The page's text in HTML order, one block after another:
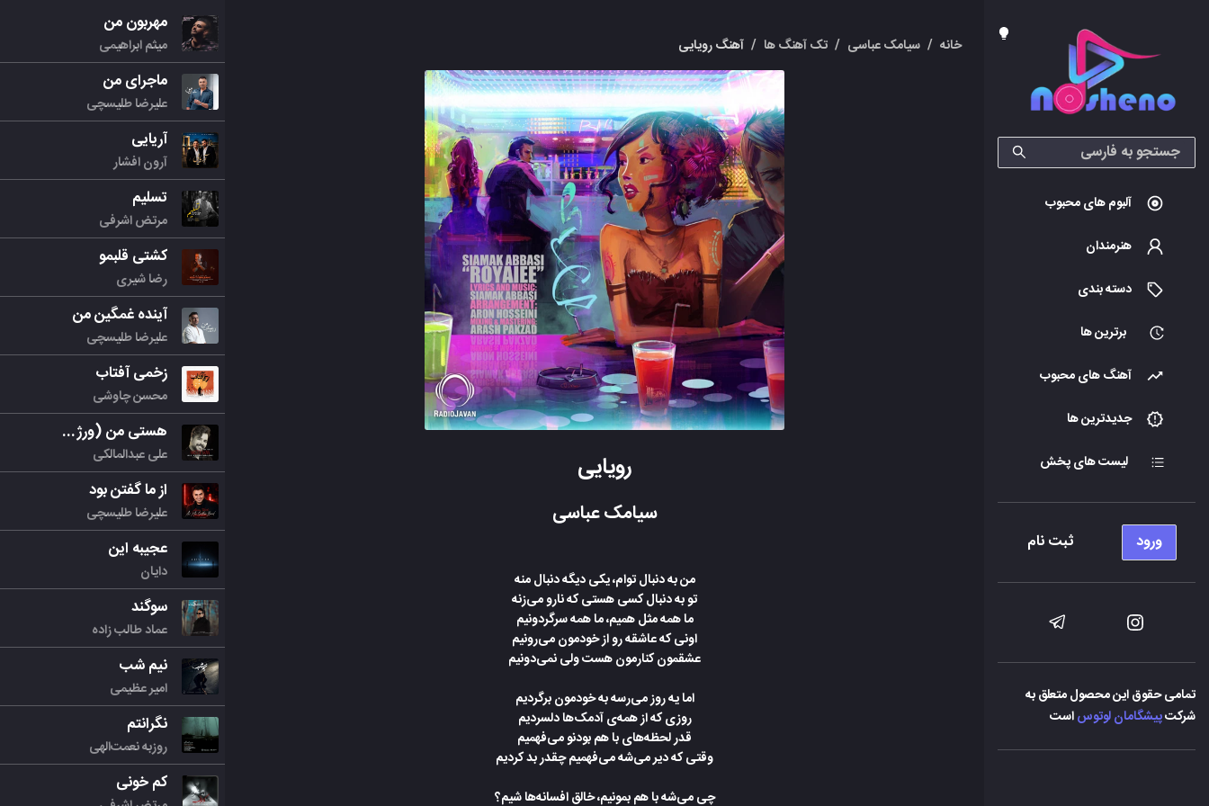
آلبوم های محبوب
هنرمندان
دسته بندی
برترین ها
آهنگ های محبوب
جدیدترین ها
لیست های پخش
ورود ثبت نام
تمامی حقوق این محصول متعلق به
شرکتپیشگامان لوتوساست
خانه / سیامک عباسی / تک آهنگ ها / آهنگ رویایی
رویایی
سیامک عباسی
من به دنبال توام، یکی دیگه دنبال منه
تو به دنبال کسی هستی که نارو می‌زنه
ما همه مثل همیم، ما همه سرگردونیم
اونی که عاشقه رو از خودمون می‌رونیم
عشقمون کنارمون هست ولی نمی‌دونیم
اما یه روز می‌رسه به خودمون برگردیم
روزی که از همه‌ی آدمک‌ها دلسردیم
قدر لحظه‌های با هم بودنو می‌فهمیم
وقتی که دیر می‌شه می‌فهمیم چقدر بد کردیم
چی می‌شه با هم بمونیم، خالق افسانه‌ها شیم؟
مهربون من
میثم ابراهیمی
ماجرای من
علیرضا طلیسچی
آریایی
آرون افشار
تسلیم
مرتض اشرفی
کشتی قلبمو
رضا شیری
آینده غمگین من
علیرضا طلیسچی
زخمی آفتاب
محسن چاوشی
هستی من (ورژن جدید)
علی عبدالمالکی
از ما گفتن بود
علیرضا طلیسچی
عجیبه این
دایان
سوگند
عماد طالب زاده
نیم شب
امیر عظیمی
نگرانتم
روزبه نعمت‌الهی
کم خونی